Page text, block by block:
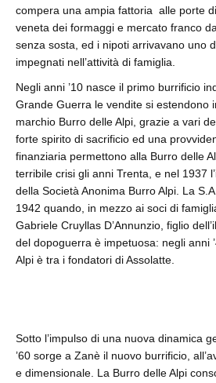
compera una ampia fattoria alle porte
veneta dei formaggi e mercato franco
senza sosta, ed i nipoti arrivavano uno
impegnati nell’attività di famiglia.
Negli anni ’10 nasce il primo burrificio
Grande Guerra le vendite si estendono
marchio Burro delle Alpi, grazie a vari
forte spirito di sacrificio ed una
finanziaria permettono alla Burro delle
terribile crisi gli anni Trenta, e nel 1937
della Società Anonima Burro Alpi. La
1942 quando, in mezzo ai soci di
Gabriele Cruyllas D’Annunzio, figlio
del dopoguerra è impetuosa: negli anni
Alpi è tra i fondatori di Assolatte.
Sotto l’impulso di una nuova dinamica
’60 sorge a Zanè il nuovo burrificio,
e dimensionale. La Burro delle Alpi